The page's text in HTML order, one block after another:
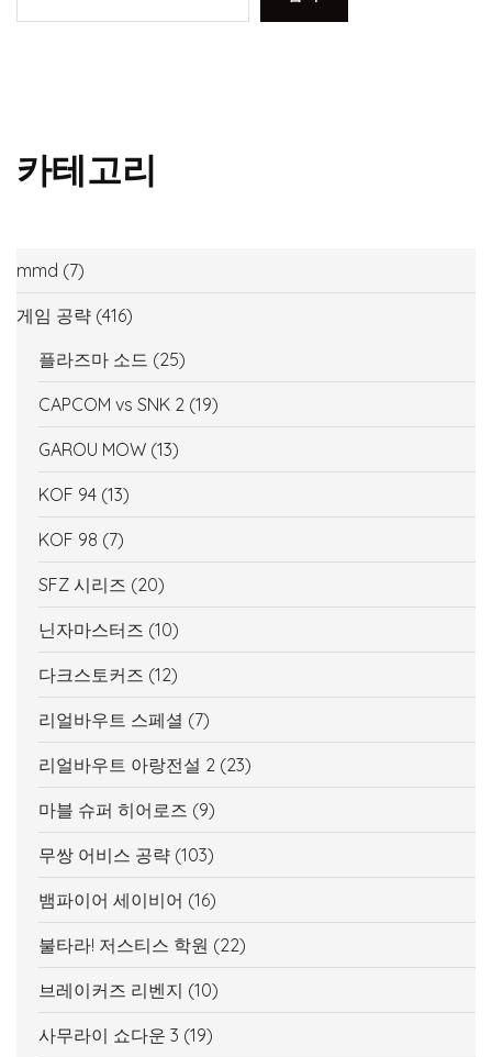
카테고리
mmd (7)
게임 공략 (416)
플라즈마 소드 (25)
CAPCOM vs SNK 2 (19)
GAROU MOW (13)
KOF 94 (13)
KOF 98 (7)
SFZ 시리즈 (20)
닌자마스터즈 (10)
다크스토커즈 (12)
리얼바우트 스페셜 (7)
리얼바우트 아랑전설 2 (23)
마블 슈퍼 히어로즈 (9)
무쌍 어비스 공략 (103)
뱀파이어 세이비어 (16)
불타라! 저스티스 학원 (22)
브레이커즈 리벤지 (10)
사무라이 쇼다운 3 (19)